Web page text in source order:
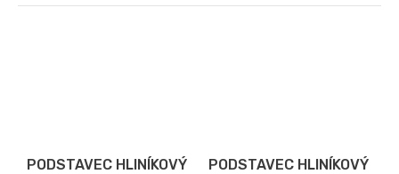
PODSTAVEC HLINÍKOVÝ
PODSTAVEC HLINÍKOVÝ